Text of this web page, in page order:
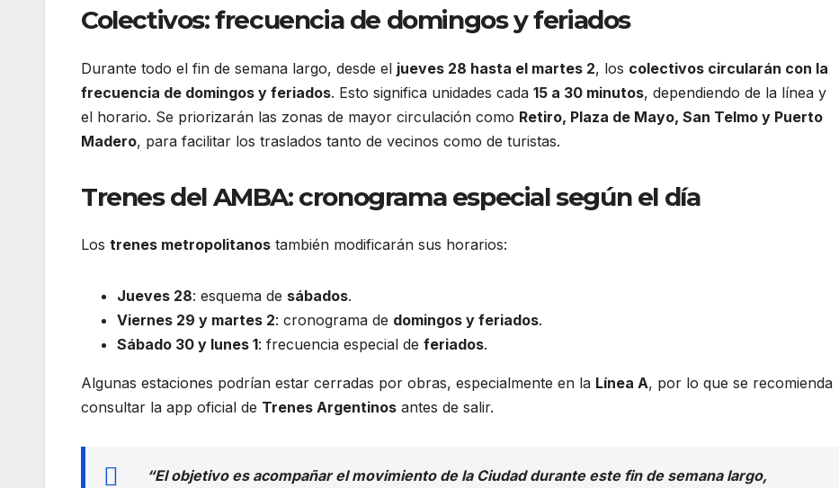
Colectivos: frecuencia de domingos y feriados
Durante todo el fin de semana largo, desde el jueves 28 hasta el martes 2, los colectivos circularán con la
frecuencia de domingos y feriados. Esto significa unidades cada 15 a 30 minutos, dependiendo de la línea y
el horario. Se priorizarán las zonas de mayor circulación como Retiro, Plaza de Mayo, San Telmo y Puerto
Madero, para facilitar los traslados tanto de vecinos como de turistas.
Trenes del AMBA: cronograma especial según el día
Los trenes metropolitanos también modificarán sus horarios:
Jueves 28: esquema de sábados.
Viernes 29 y martes 2: cronograma de domingos y feriados.
Sábado 30 y lunes 1: frecuencia especial de feriados.
Algunas estaciones podrían estar cerradas por obras, especialmente en la Línea A, por lo que se recomienda
consultar la app oficial de Trenes Argentinos antes de salir.
“El objetivo es acompañar el movimiento de la Ciudad durante este fin de semana largo,